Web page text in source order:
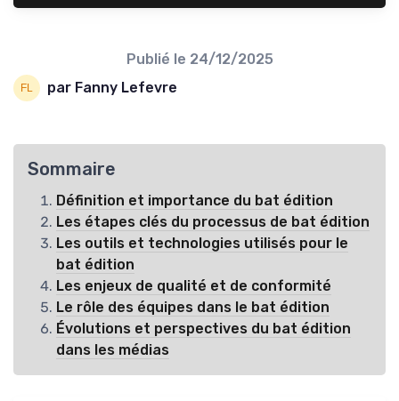
Publié le 24/12/2025
par Fanny Lefevre
Sommaire
Définition et importance du bat édition
Les étapes clés du processus de bat édition
Les outils et technologies utilisés pour le
bat édition
Les enjeux de qualité et de conformité
Le rôle des équipes dans le bat édition
Évolutions et perspectives du bat édition
dans les médias